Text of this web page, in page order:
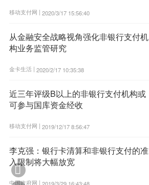
移动支付网 | 2020/3/17 15:56:40
从金融安全战略视角强化非银行支付机
构业务监管研究
金卡生活 | 2020/2/17 10:35:38
近三年评级B以上的非银行支付机构或
可参与国库资金经收
移动支付网 | 2019/12/17 8:56:47
李克强：银行卡清算和非银行支付的准
入限制将大幅放宽
中国政府网 |
